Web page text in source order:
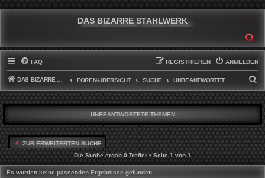
DAS BIZARRE STAHLWERK
FAQ ANMELDEN
REGISTRIEREN
DAS BIZARRE STAHLWERK FOREN-ÜBERSICHT SUCHE
U
C
H
E
UNBEANTWORTETE THEMEN
ZUR ERWEITERTEN SUCHE
Die Suche ergab 0 Treffer • Seite1von1
Es wurden keine passenden Ergebnisse gefunden.